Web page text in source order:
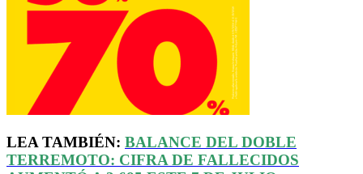
LEA TAMBIÉN: BALANCE DEL DOBLE
TERREMOTO: CIFRA DE FALLECIDOS